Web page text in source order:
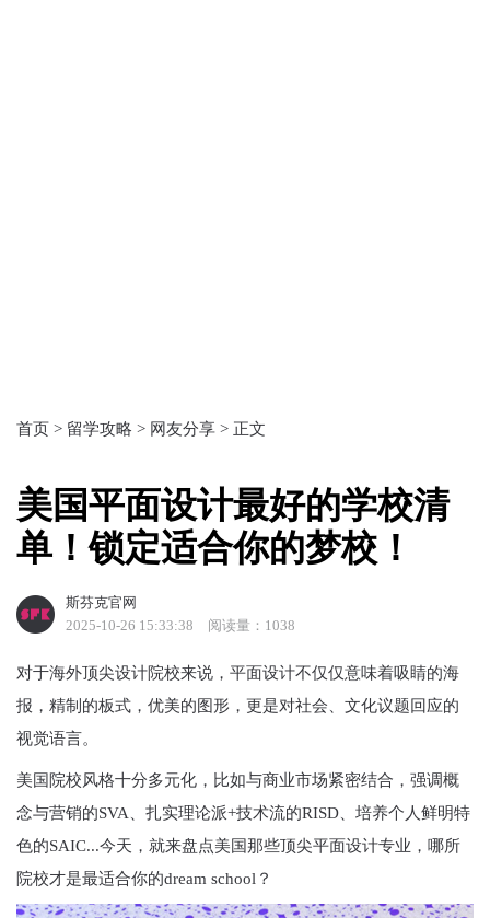
首页 > 留学攻略 > 网友分享 > 正文
美国平面设计最好的学校清
单！锁定适合你的梦校！
斯芬克官网
2025-10-26 15:33:38
阅读量：1038
对于海外顶尖设计院校来说，平面设计不仅仅意味着吸睛的海
报，精制的板式，优美的图形，更是对社会、文化议题回应的
视觉语言。
美国院校风格十分多元化，比如与商业市场紧密结合，强调概
念与营销的SVA、扎实理论派+技术流的RISD、培养个人鲜明特
色的SAIC...今天，就来盘点美国那些顶尖平面设计专业，哪所
院校才是最适合你的dream school？